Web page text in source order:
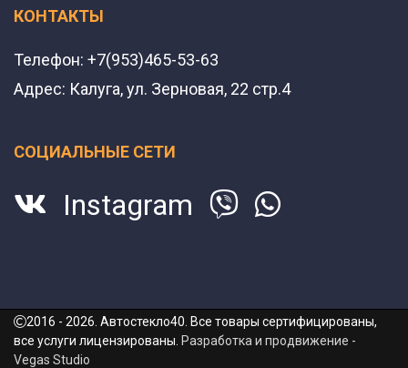
КОНТАКТЫ
Телефон: +7(953)465-53-63
Адрес: Калуга, ул. Зерновая, 22 стр.4
СОЦИАЛЬНЫЕ СЕТИ
Instagram
2016 - 2026. Автостекло40. Все товары сертифицированы,
все услуги лицензированы. Разработка и продвижение -
Vegas Studio